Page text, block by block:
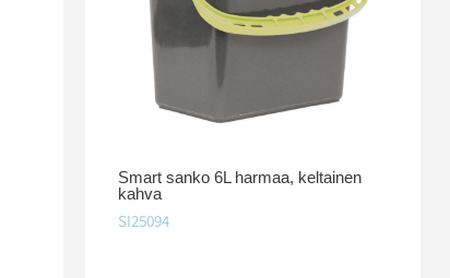
Smart sanko 6L harmaa, keltainen
kahva
SI25094